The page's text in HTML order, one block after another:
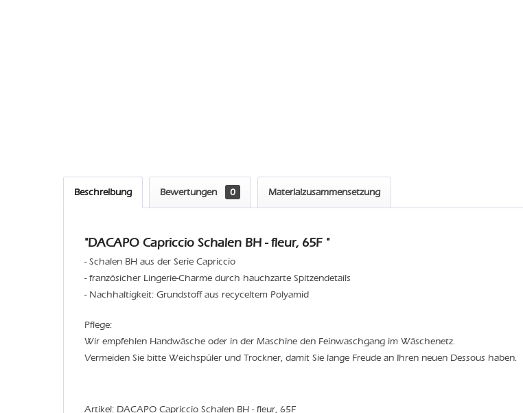
Beschreibung Bewertungen 0 Materialzusammensetzung
"DACAPO Capriccio Schalen BH - fleur, 65F "
- Schalen BH aus der Serie Capriccio
- französicher Lingerie-Charme durch hauchzarte Spitzendetails
- Nachhaltigkeit: Grundstoff aus recyceltem Polyamid
Pflege:
Wir empfehlen Handwäsche oder in der Maschine den Feinwaschgang im Wäschenetz.
Vermeiden Sie bitte Weichspüler und Trockner, damit Sie lange Freude an Ihren neuen Dessous haben.
Artikel: DACAPO Capriccio Schalen BH - fleur, 65F